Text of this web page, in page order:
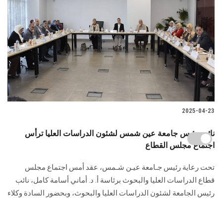
2025-04-23
نائب رئيس جامعة عين شمس لشئون الدراسات العليا ترأس
اجتماع مجلس القطاع
تحت رعاية رئيس جـامعة عيـن شـمس، عقد أمس اجتماع مجلس
قطاع الدراسات العليا والبحوث برئاسة أ. د. أماني أسامة كامل، نائب
رئيس الجامعة لشئون الدراسات العليا والبحوث، وبحضور السادة وكلاء